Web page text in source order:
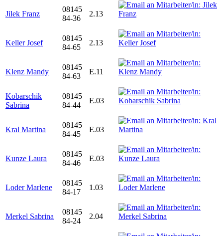
Jilek Franz
08145
84-36
2.13
Keller Josef
08145
84-65
2.13
Klenz Mandy
08145
84-63
E.11
Kobarschik
Sabrina
08145
84-44
E.03
Kral Martina
08145
84-45
E.03
Kunze Laura
08145
84-46
E.03
Loder Marlene
08145
84-17
1.03
Merkel Sabrina
08145
84-24
2.04